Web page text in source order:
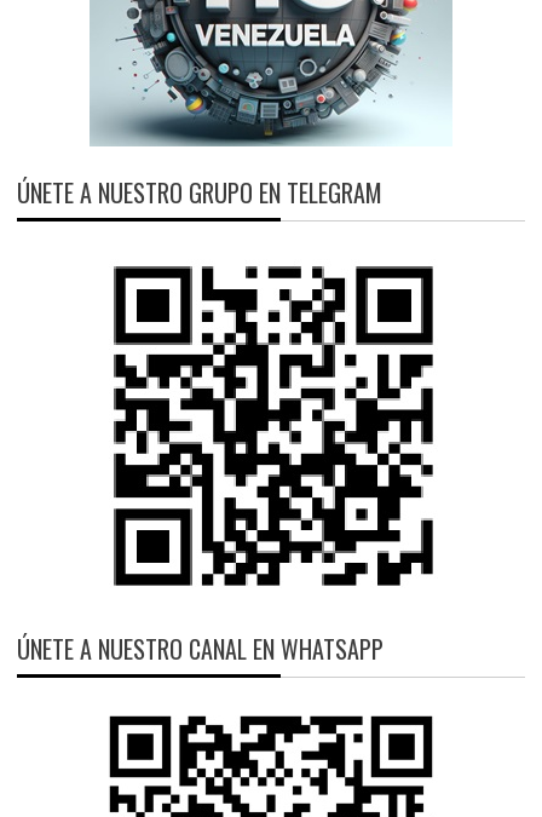
ÚNETE A NUESTRO GRUPO EN TELEGRAM
ÚNETE A NUESTRO CANAL EN WHATSAPP